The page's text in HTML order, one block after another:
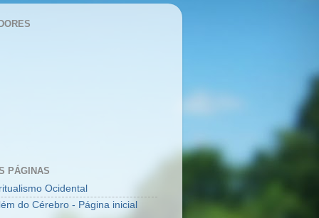
PÁGINAS
Ocidental
do Cérebro - Página inicial